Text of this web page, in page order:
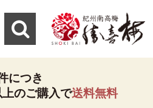
につき
上のご購入で送料無料